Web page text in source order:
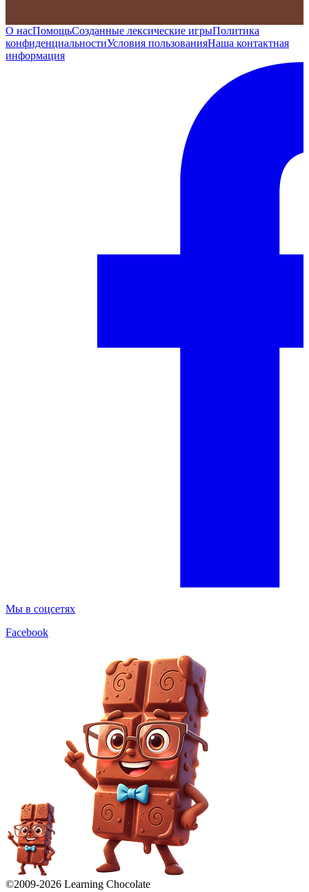
О насПомощьСозданные лексические игрыПолитика
конфиденциальностиУсловия пользованияНаша контактная
информация
Мы в соцсетях
Facebook
©2009-2026 Learning Chocolate